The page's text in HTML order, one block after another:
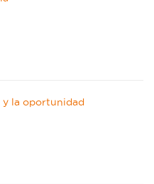
y la oportunidad